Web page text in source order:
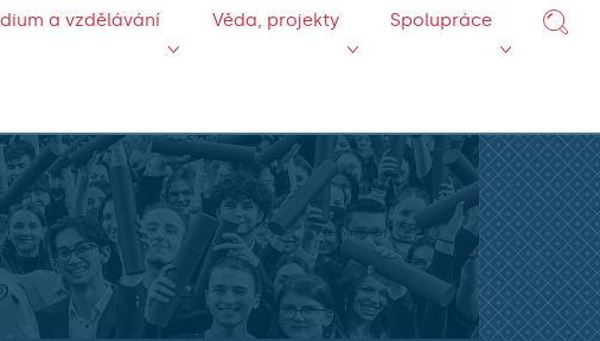
a vzdělávání Věda, projekty Spolupráce